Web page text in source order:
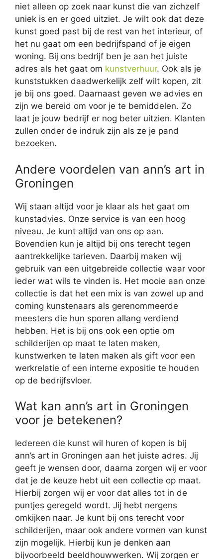
niet alleen op zoek naar kunst die van zichzelf
uniek is en er goed uitziet. Je wilt ook dat deze
kunst goed past bij de rest van het interieur, of
het nu gaat om een bedrijfspand of je eigen
woning. Bij ons bedrijf ben je aan het juiste
adres als het gaat om kunstverhuur. Ook als je
kunststukken daadwerkelijk zelf wilt kopen, zit
je bij ons goed. Daarnaast geven we advies en
zijn we bereid om voor je te bemiddelen. Zo
laat je jouw bedrijf er nog beter uitzien. Klanten
zullen onder de indruk zijn als ze je pand
bezoeken.
Andere voordelen van ann’s art in
Groningen
Wij staan altijd voor je klaar als het gaat om
kunstadvies. Onze service is van een hoog
niveau. Je kunt altijd van ons op aan.
Bovendien kun je altijd bij ons terecht tegen
aantrekkelijke tarieven. Daarbij maken wij
gebruik van een uitgebreide collectie waar voor
ieder wat wils te vinden is. Het mooie aan onze
collectie is dat het een mix is van zowel up and
coming kunstenaars als gerenommeerde
meesters die hun sporen allang verdiend
hebben. Het is bij ons ook een optie om
schilderijen op maat te laten maken,
kunstwerken te laten maken als gift voor een
werkrelatie of een interne expositie te houden
op de bedrijfsvloer.
Wat kan ann’s art in Groningen
voor je betekenen?
Iedereen die kunst wil huren of kopen is bij
ann’s art in Groningen aan het juiste adres. Jij
geeft je wensen door, daarna zorgen wij er voor
dat je de keuze hebt uit een collectie op maat.
Hierbij zorgen wij er voor dat alles tot in de
puntjes geregeld wordt. Jij hebt nergens
omkijken naar. Je kunt bij ons terecht voor
schilderijen, maar ook andere vormen van kunst
zijn mogelijk. Hierbij kun je denken aan
bijvoorbeeld beeldhouwwerken. Wij zorgen er